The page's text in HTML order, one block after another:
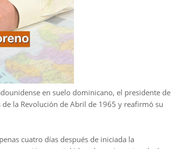
en suelo dominicano, el presidente de
la Revolución de Abril de 1965 y reafirmó su
cuatro días después de iniciada la